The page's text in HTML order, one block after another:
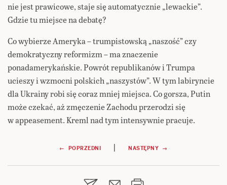
nie jest prawicowe, staje się automatycznie „lewackie”.
Gdzie tu miejsce na debatę?
Co wybierze Ameryka – trumpistowską „naszość” czy
demokratyczny reformizm – ma znaczenie
ponadamerykańskie. Powrót republikanów i Trumpa
ucieszy i wzmocni polskich „naszystów”. W tym labiryncie
dla Ukrainy robi się coraz mniej miejsca. Co gorsza, Putin
może czekać, aż zmęczenie Zachodu przerodzi się
w appeasement. Kreml nad tym intensywnie pracuje.
Nawigacja
wpisu
← POPRZEDNI | NASTĘPNY →